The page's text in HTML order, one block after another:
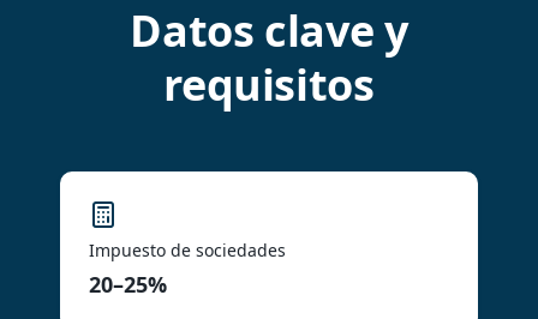
Datos clave y
requisitos
Impuesto de sociedades
20–25%